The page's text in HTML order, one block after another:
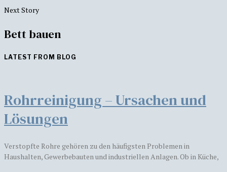
Next Story
Bett bauen
LATEST FROM BLOG
Rohrreinigung – Ursachen und
Lösungen
Verstopfte Rohre gehören zu den häufigsten Problemen in
Haushalten, Gewerbebauten und industriellen Anlagen. Ob in Küche,